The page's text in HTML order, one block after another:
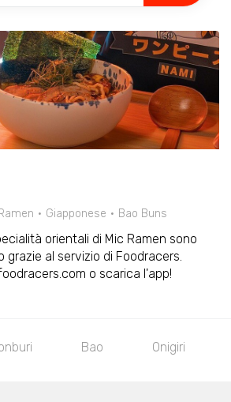
Ramen Giapponese Bao Buns
orientali di Mic Ramen sono
grazie al servizio di Foodracers.
o scarica l'app!
Bao Onigiri